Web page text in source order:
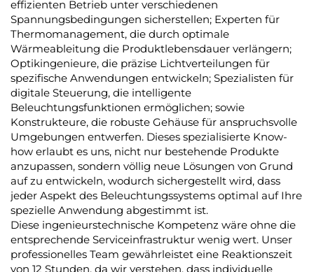
effizienten Betrieb unter verschiedenen
Spannungsbedingungen sicherstellen; Experten für
Thermomanagement, die durch optimale
Wärmeableitung die Produktlebensdauer verlängern;
Optikingenieure, die präzise Lichtverteilungen für
spezifische Anwendungen entwickeln; Spezialisten für
digitale Steuerung, die intelligente
Beleuchtungsfunktionen ermöglichen; sowie
Konstrukteure, die robuste Gehäuse für anspruchsvolle
Umgebungen entwerfen. Dieses spezialisierte Know-
how erlaubt es uns, nicht nur bestehende Produkte
anzupassen, sondern völlig neue Lösungen von Grund
auf zu entwickeln, wodurch sichergestellt wird, dass
jeder Aspekt des Beleuchtungssystems optimal auf Ihre
spezielle Anwendung abgestimmt ist.
Diese ingenieurstechnische Kompetenz wäre ohne die
entsprechende Serviceinfrastruktur wenig wert. Unser
professionelles Team gewährleistet eine Reaktionszeit
von 12 Stunden, da wir verstehen, dass individuelle